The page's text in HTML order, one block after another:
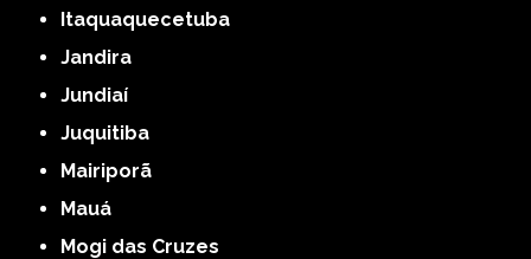
Itaquaquecetuba
Jandira
Jundiaí
Juquitiba
Mairiporã
Mauá
Mogi das Cruzes